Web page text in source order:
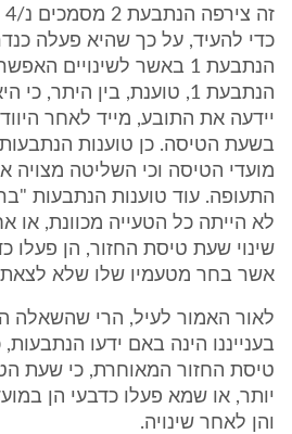
כדי להעיד, על כך שהיא פעלה
הנתבעת 1 באשר לשינויים
הנתבעת 1, טוענת, בין
יידעה את התובע, מייד לאחר
בשעת הטיסה. כן טוענות
מועדי הטיסה וכי השליטה מצויה
התעופה. עוד טוענות הנתבעות
לא הייתה כל הטעייה מכוונת, או
שינוי שעת טיסת החזור, הן פעלו
אשר בחר מטעמיו שלו שלא לצאת
לאור האמור לעיל, הרי שהשאלה
בענייננו הינה באם ידעו
טיסת החזור המאוחרת, כי שעת
יותר, או שמא פעלו כדבעי הן
והן לאחר שינויה.